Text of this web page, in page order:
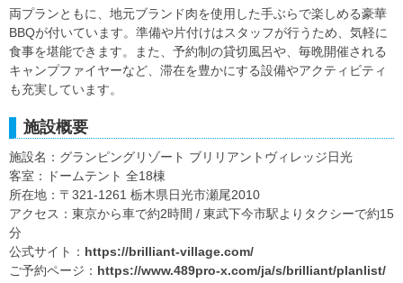
両プランともに、地元ブランド肉を使用した手ぶらで楽しめる豪華
BBQが付いています。準備や片付けはスタッフが行うため、気軽に
食事を堪能できます。また、予約制の貸切風呂や、毎晩開催される
キャンプファイヤーなど、滞在を豊かにする設備やアクティビティ
も充実しています。
施設概要
施設名：グランピングリゾート ブリリアントヴィレッジ日光
客室：ドームテント 全18棟
所在地：〒321-1261 栃木県日光市瀬尾2010
アクセス：東京から車で約2時間 / 東武下今市駅よりタクシーで約15
分
公式サイト： https://brilliant-village.com/
ご予約ページ： https://www.489pro-x.com/ja/s/brilliant/planlist/